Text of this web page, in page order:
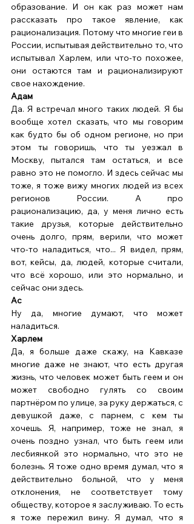
образование. И он как раз может нам
рассказать про такое явление, как
рационализация. Потому что многие геи в
России, испытывая действительно то, что
испытывал Харлем, или что-то похожее,
они остаются там и рационализируют
свое нахождение.
Адам
Да. Я встречал много таких людей. Я бы
вообще хотел сказать, что мы говорим
как будто бы об одном регионе, но при
этом ты говоришь, что ты уезжал в
Москву, пытался там остаться, и все
равно это не помогло. И здесь сейчас мы
тоже, я тоже вижу многих людей из всех
регионов России. А про
рационализацию, да, у меня лично есть
такие друзья, которые действительно
очень долго, прям, верили, что может
что-то наладиться, что... Я видел, прям,
вот, кейсы, да, людей, которые считали,
что всё хорошо, или это нормально, и
сейчас они здесь.
Ас
Ну да, многие думают, что может
наладиться.
Харлем
Да, я больше даже скажу, на Кавказе
многие даже не знают, что есть другая
жизнь, что человек может быть геем и он
может свободно гулять со своим
партнёром по улице, за руку держаться, с
девушкой даже, с парнем, с кем ты
хочешь. Я, например, тоже не знал, я
очень поздно узнал, что быть геем или
лесбиянкой это нормально, что это не
болезнь. Я тоже одно время думал, что я
действительно больной, что у меня
отклонения, не соответствует тому
обществу, которое я заслуживаю. То есть
я тоже пережил вину. Я думал, что я